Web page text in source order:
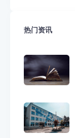
热门资讯